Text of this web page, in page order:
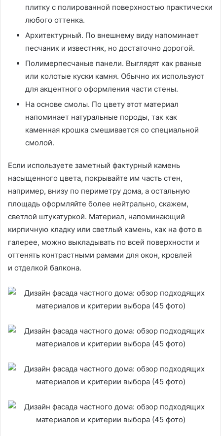
плитку с полированной поверхностью практически
любого оттенка.
Архитектурный. По внешнему виду напоминает
песчаник и известняк, но достаточно дорогой.
Полимерпесчаные панели. Выглядят как рваные
или колотые куски камня. Обычно их используют
для акцентного оформления части стены.
На основе смолы. По цвету этот материал
напоминает натуральные породы, так как
каменная крошка смешивается со специальной
смолой.
Если используете заметный фактурный камень
насыщенного цвета, покрывайте им часть стен,
например, внизу по периметру дома, а остальную
площадь оформляйте более нейтрально, скажем,
светлой штукатуркой. Материал, напоминающий
кирпичную кладку или светлый камень, как на фото в
галерее, можно выкладывать по всей поверхности и
оттенять контрастными рамами для окон, кровлей
и отделкой балкона.